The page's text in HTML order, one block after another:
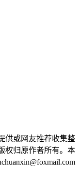
供或网友推荐收集整
权归原作者所有。本